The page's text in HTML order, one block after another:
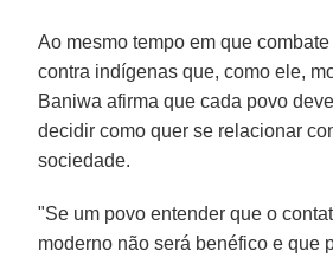
Ao mesmo tempo em que
contra indígenas que, como ele,
Baniwa afirma que cada povo
decidir como quer se relacionar
sociedade.
"Se um povo entender que o
moderno não será benéfico e que